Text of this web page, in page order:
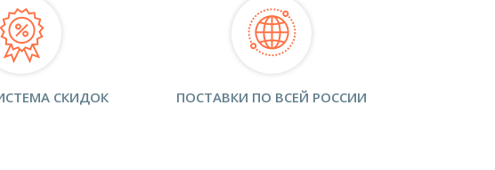
СКИДОК ПОСТАВКИ ПО ВСЕЙ РОССИИ